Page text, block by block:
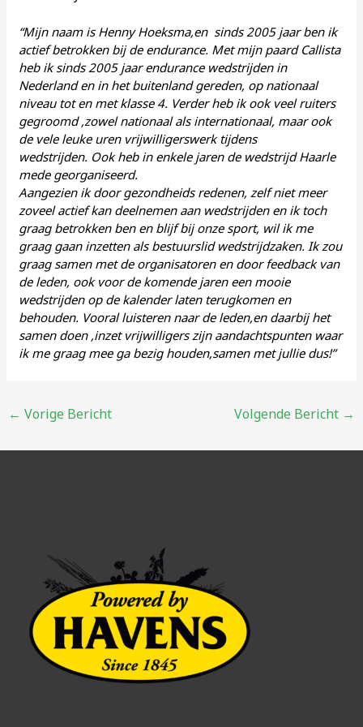
“Mijn naam is Henny Hoeksma,en sinds 2005 jaar ben ik
actief betrokken bij de endurance. Met mijn paard Callista
heb ik sinds 2005 jaar endurance wedstrijden in
Nederland en in het buitenland gereden, op nationaal
niveau tot en met klasse 4. Verder heb ik ook veel ruiters
gegroomd ,zowel nationaal als internationaal, maar ook
de vele leuke uren vrijwilligerswerk tijdens
wedstrijden. Ook heb in enkele jaren de wedstrijd Haarle
mede georganiseerd.
Aangezien ik door gezondheids redenen, zelf niet meer
zoveel actief kan deelnemen aan wedstrijden en ik toch
graag betrokken ben en blijf bij onze sport, wil ik me
graag gaan inzetten als bestuurslid wedstrijdzaken. Ik zou
graag samen met de organisatoren en door feedback van
de leden, ook voor de komende jaren een mooie
wedstrijden op de kalender laten terugkomen en
behouden. Vooral luisteren naar de leden,en daarbij het
samen doen ,inzet vrijwilligers zijn aandachtspunten waar
ik me graag mee ga bezig houden,samen met jullie dus!”
Bericht
navigatie
← Vorige Bericht Volgende Bericht →